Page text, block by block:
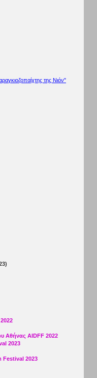
της Νιόν"
Αθήνας AIDFF 2022
2023
Festival 2023